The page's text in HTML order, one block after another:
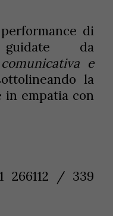
di
da
e
la
in empatia con
266112 / 339